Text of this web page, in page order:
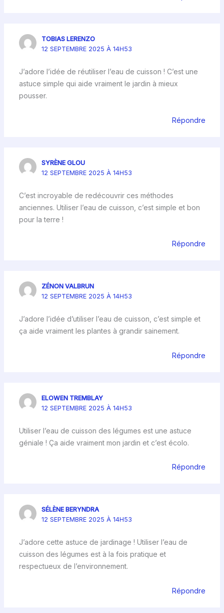
TOBIAS LERENZO
12 SEPTEMBRE 2025 À 14H53
J’adore l’idée de réutiliser l’eau de cuisson ! C’est une
astuce simple qui aide vraiment le jardin à mieux
pousser.
Répondre
SYRÈNE GLOU
12 SEPTEMBRE 2025 À 14H53
C’est incroyable de redécouvrir ces méthodes
anciennes. Utiliser l’eau de cuisson, c’est simple et bon
pour la terre !
Répondre
ZÉNON VALBRUN
12 SEPTEMBRE 2025 À 14H53
J’adore l’idée d’utiliser l’eau de cuisson, c’est simple et
ça aide vraiment les plantes à grandir sainement.
Répondre
ELOWEN TREMBLAY
12 SEPTEMBRE 2025 À 14H53
Utiliser l’eau de cuisson des légumes est une astuce
géniale ! Ça aide vraiment mon jardin et c’est écolo.
Répondre
SÉLÈNE BERYNDRA
12 SEPTEMBRE 2025 À 14H53
J’adore cette astuce de jardinage ! Utiliser l’eau de
cuisson des légumes est à la fois pratique et
respectueux de l’environnement.
Répondre